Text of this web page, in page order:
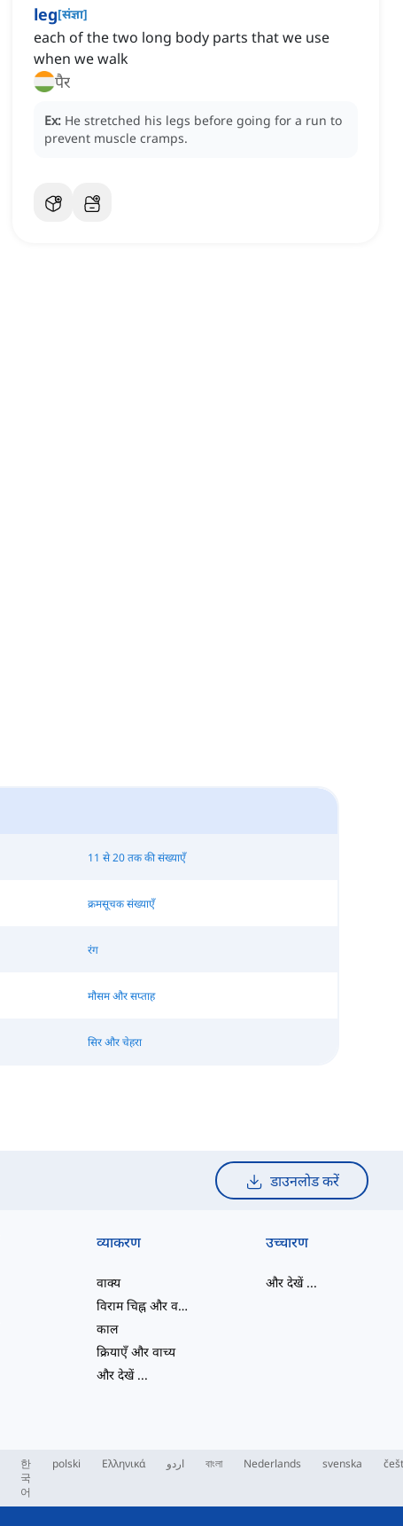
leg[संज्ञा]
each of the two long body parts that we use
when we walk
पैर
Ex: He stretched his legs before going for a run to
prevent muscle cramps.
11 से 20 तक की संख्याएँ
क्रमसूचक संख्याएँ
रंग
मौसम और सप्ताह
सिर और चेहरा
डाउनलोड करें
व्याकरण
वाक्य
विराम चिह्न और वर्तनी
काल
क्रियाएँ और वाच्य
और देखें...
उच्चारण
और देखें...
한
국
어
polski Ελληνικά اردو বাংলা Nederlands svenska